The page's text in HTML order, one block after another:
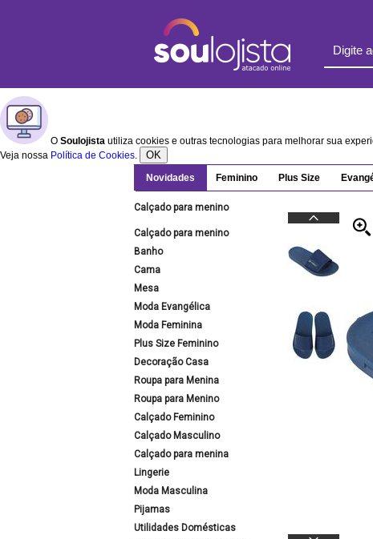
O Soulojista utiliza cookies e outras tecnologias para melhorar sua
Veja nossa Política de Cookies. OK
Novidades Feminino Plus Size
Calçado para menino
Calçado para menino
Banho
Cama
Mesa
Moda Evangélica
Moda Feminina
Plus Size Feminino
Decoração Casa
Roupa para Menina
Roupa para Menino
Calçado Feminino
Calçado Masculino
Calçado para menina
Lingerie
Moda Masculina
Pijamas
Utilidades Domésticas